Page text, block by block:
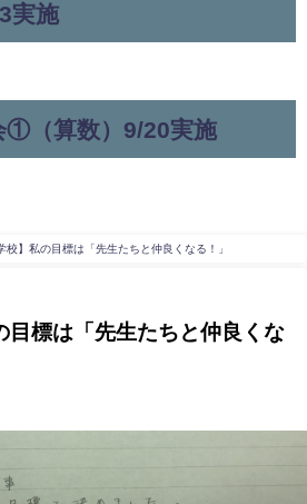
実施
①（算数）9/20実施
校】私の目標は「先生たちと仲良くなる！」
目標は「先生たちと仲良くな